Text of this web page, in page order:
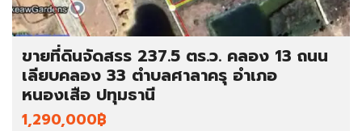
ขายที่ดินจัดสรร 237.5 ตร.ว. คลอง 13 ถนน
เลียบคลอง 33 ตำบลศาลาครุ อำเภอ
หนองเสือ ปทุมธานี
1,290,000฿